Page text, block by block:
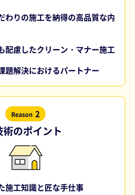
わりの施工を納得の高品質な内
配慮したクリーン・マナー施工
題解決におけるパートナー
Reason 2
術のポイント
施工知識と匠な手仕事